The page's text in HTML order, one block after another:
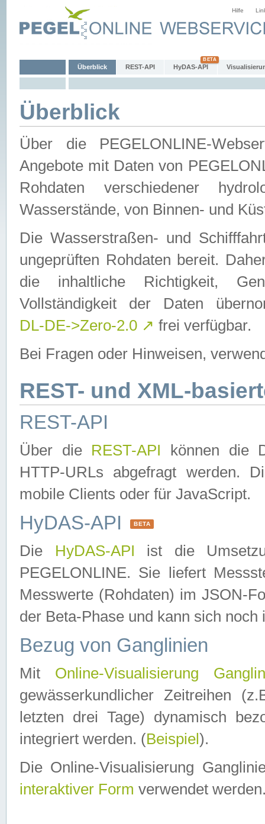
Hilfe
Überblick REST-API HyDAS-API
Überblick
Über die PEGELONLINE-
Angebote mit Daten von
Rohdaten verschiedener
Wasserstände, von Binnen- und
Die Wasserstraßen- und
ungeprüften Rohdaten bereit.
die inhaltliche Richtigkeit,
Vollständigkeit der Daten
DL-DE->Zero-2.0 ↗ frei verfügbar.
Bei Fragen oder Hinweisen,
REST- und XML-
REST-API
Über die REST-API können die
HTTP-URLs abgefragt werden.
mobile Clients oder für JavaScript.
HyDAS-API BETA
Die HyDAS-API ist die
PEGELONLINE. Sie liefert
Messwerte (Rohdaten) im JSON-
der Beta-Phase und kann sich noch
Bezug von Ganglinien
Mit Online-Visualisierung
gewässerkundlicher Zeitreihen
letzten drei Tage) dynamisch
integriert werden. (Beispiel ).
Die Online-Visualisierung
interaktiver Form verwendet